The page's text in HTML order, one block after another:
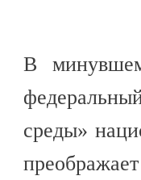
В минувшем
среды»